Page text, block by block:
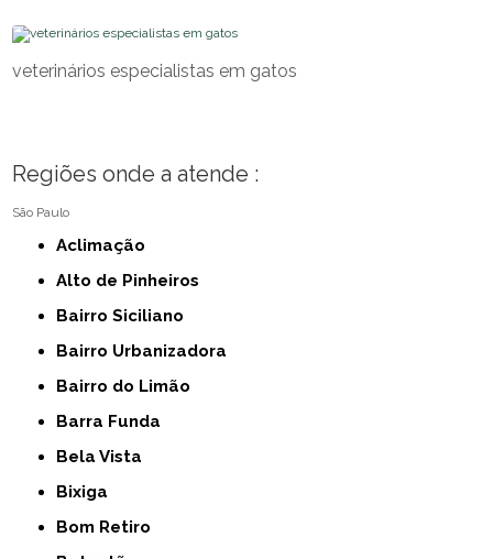
veterinários especialistas em gatos
Regiões onde a atende :
São Paulo
Aclimação
Alto de Pinheiros
Bairro Siciliano
Bairro Urbanizadora
Bairro do Limão
Barra Funda
Bela Vista
Bixiga
Bom Retiro